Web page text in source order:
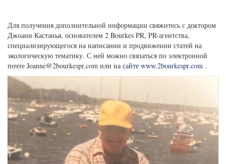
Для получения дополнительной информации свяжитесь с доктором
Джоанн Кастанья, основателем 2 Bourkes PR, PR-агентства,
специализирующегося на написании и продвижении статей на
экологическую тематику. С ней можно связаться по электронной
почте Joanne@2bourkespr.com или на сайте www.2bourkespr.com .